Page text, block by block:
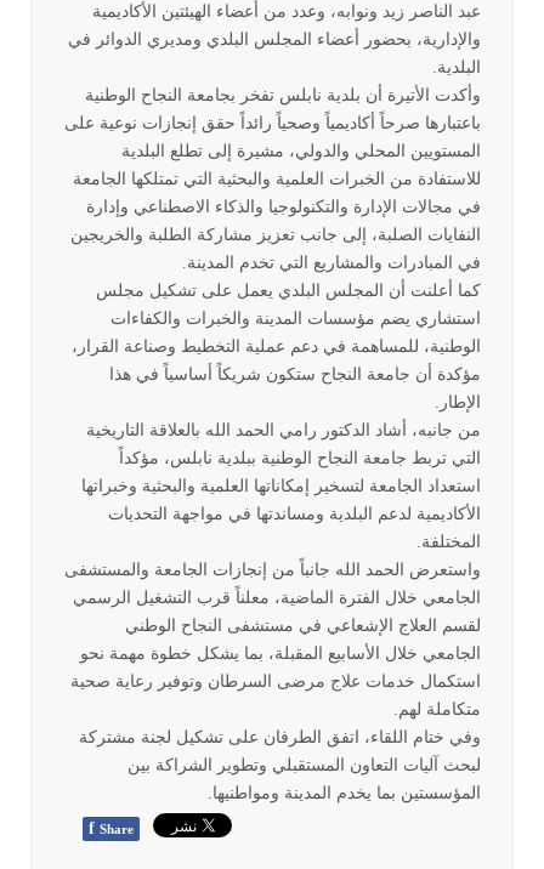
عبد الناصر زيد ونوابه، وعدد من أعضاء الهيئتين الأكاديمية
والإدارية، بحضور أعضاء المجلس البلدي ومديري الدوائر في
البلدية
وأكدت الأتيرة أن بلدية نابلس تفخر بجامعة النجاح الوطنية
باعتبارها صرحاً أكاديمياً وصحياً رائداً حقق إنجازات نوعية على
المستويين المحلي والدولي، مشيرة إلى تطلع البلدية
للاستفادة من الخبرات العلمية والبحثية التي تمتلكها الجامعة
في مجالات الإدارة والتكنولوجيا والذكاء الاصطناعي وإدارة
النفايات الصلبة، إلى جانب تعزيز مشاركة الطلبة والخريجين
في المبادرات والمشاريع التي تخدم المدينة
كما أعلنت أن المجلس البلدي يعمل على تشكيل مجلس
استشاري يضم مؤسسات المدينة والخبرات والكفاءات
الوطنية، للمساهمة في دعم عملية التخطيط وصناعة القرار،
مؤكدة أن جامعة النجاح ستكون شريكاً أساسياً في هذا
الإطار
من جانبه، أشاد الدكتور رامي الحمد الله بالعلاقة التاريخية
التي تربط جامعة النجاح الوطنية ببلدية نابلس، مؤكداً
استعداد الجامعة لتسخير إمكاناتها العلمية والبحثية وخبراتها
الأكاديمية لدعم البلدية ومساندتها في مواجهة التحديات
المختلفة
واستعرض الحمد الله جانباً من إنجازات الجامعة والمستشفى
الجامعي خلال الفترة الماضية، معلناً قرب التشغيل الرسمي
لقسم العلاج الإشعاعي في مستشفى النجاح الوطني
الجامعي خلال الأسابيع المقبلة، بما يشكل خطوة مهمة نحو
استكمال خدمات علاج مرضى السرطان وتوفير رعاية صحية
متكاملة لهم
وفي ختام اللقاء، اتفق الطرفان على تشكيل لجنة مشتركة
لبحث آليات التعاون المستقبلي وتطوير الشراكة بين
المؤسستين بما يخدم المدينة ومواطنيها
f Share